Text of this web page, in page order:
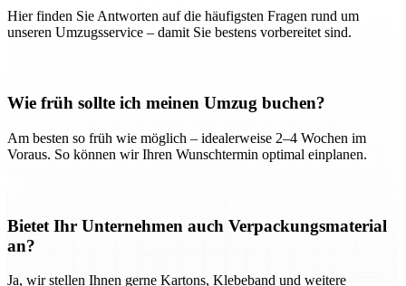
Hier finden Sie Antworten auf die häufigsten Fragen rund um
unseren Umzugsservice – damit Sie bestens vorbereitet sind.
Wie früh sollte ich meinen Umzug buchen?
Am besten so früh wie möglich – idealerweise 2–4 Wochen im
Voraus. So können wir Ihren Wunschtermin optimal einplanen.
Bietet Ihr Unternehmen auch Verpackungsmaterial
an?
Ja, wir stellen Ihnen gerne Kartons, Klebeband und weitere